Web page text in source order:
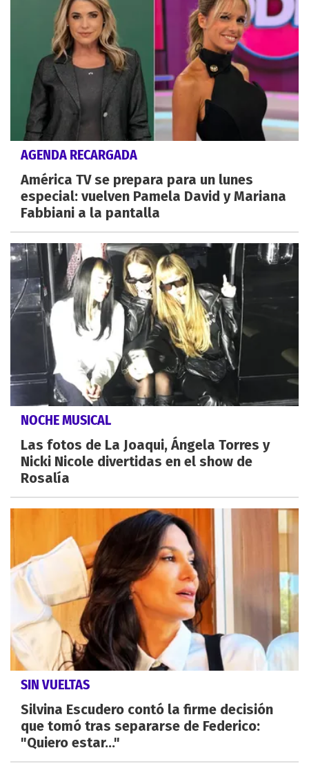
AGENDA RECARGADA
América TV se prepara para un lunes
especial: vuelven Pamela David y Mariana
Fabbiani a la pantalla
NOCHE MUSICAL
Las fotos de La Joaqui, Ángela Torres y
Nicki Nicole divertidas en el show de
Rosalía
SIN VUELTAS
Silvina Escudero contó la firme decisión
que tomó tras separarse de Federico:
"Quiero estar..."